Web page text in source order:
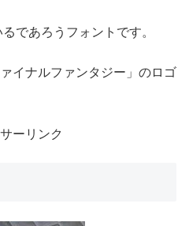
であろうフォントです。
イナルファンタジー」のロゴ
ーリンク